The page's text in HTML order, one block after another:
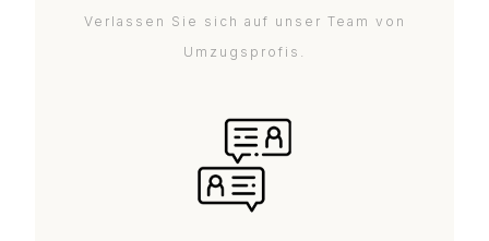
Verlassen Sie sich auf unser Team von
Umzugsprofis.